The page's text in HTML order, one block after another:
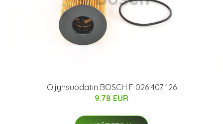
Öljynsuodatin BOSCH F 026 407 126
9.78 EUR